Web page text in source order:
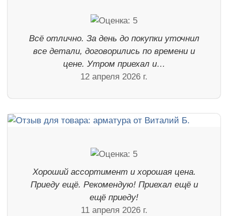
Всё отлично. За день до покупки уточнил
все детали, договорились по времени и
цене. Утром приехал и…
12 апреля 2026 г.
Хороший ассортимент и хорошая цена.
Приеду ещё. Рекомендую! Приехал ещё и
ещё приеду!
11 апреля 2026 г.